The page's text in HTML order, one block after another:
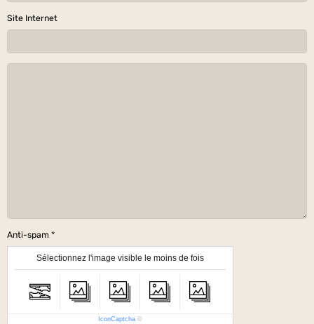
Site Internet
Anti-spam
Sélectionnez l'image visible le moins de fois
IconCaptcha ©